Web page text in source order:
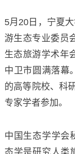
5月20日，宁夏
游生态专业委员
生态旅游学术年
中卫市圆满落幕
的高等院校、科
专家学者参加。
中国生态学学会
态学是研究人类